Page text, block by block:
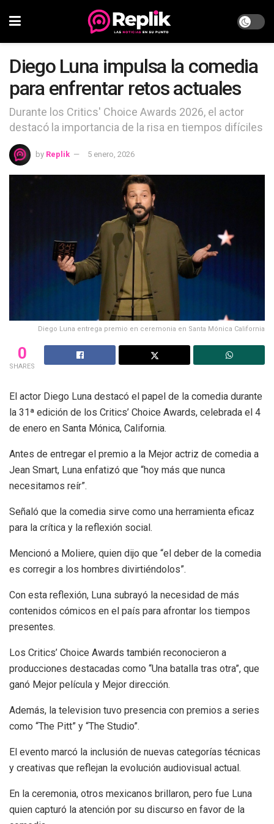
Diego Luna impulsa la comedia
para enfrentar retos actuales
Durante los Critics' Choice Awards 2026, el actor
destacó la importancia de la risa en tiempos difíciles
by Replik 5 enero, 2026
Diego Luna entrega premio en ceremonia en Santa Mónica California
0
SHARES
El actor Diego Luna destacó el papel de la comedia durante
la 31ª edición de los Critics’ Choice Awards, celebrada el 4
de enero en Santa Mónica, California.
Antes de entregar el premio a la Mejor actriz de comedia a
Jean Smart, Luna enfatizó que “hoy más que nunca
necesitamos reír”.
Señaló que la comedia sirve como una herramienta eficaz
para la crítica y la reflexión social.
Mencionó a Moliere, quien dijo que “el deber de la comedia
es corregir a los hombres divirtiéndolos”.
Con esta reflexión, Luna subrayó la necesidad de más
contenidos cómicos en el país para afrontar los tiempos
presentes.
Los Critics’ Choice Awards también reconocieron a
producciones destacadas como “Una batalla tras otra”, que
ganó Mejor película y Mejor dirección.
Además, la television tuvo presencia con premios a series
como “The Pitt” y “The Studio”.
El evento marcó la inclusión de nuevas categorías técnicas
y creativas que reflejan la evolución audiovisual actual.
En la ceremonia, otros mexicanos brillaron, pero fue Luna
quien capturó la atención por su discurso en favor de la